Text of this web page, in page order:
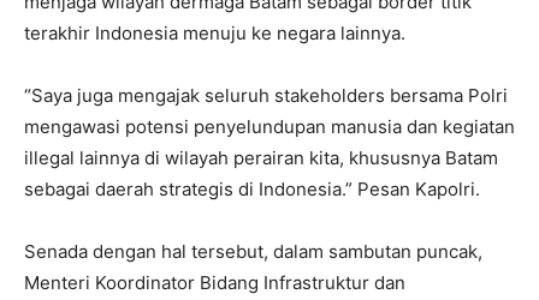
terakhir Indonesia menuju ke negara lainnya.
“Saya juga mengajak seluruh stakeholders bersama Polri
mengawasi potensi penyelundupan manusia dan kegiatan
illegal lainnya di wilayah perairan kita, khususnya Batam
sebagai daerah strategis di Indonesia.” Pesan Kapolri.
Senada dengan hal tersebut, dalam sambutan puncak,
Menteri Koordinator Bidang Infrastruktur dan